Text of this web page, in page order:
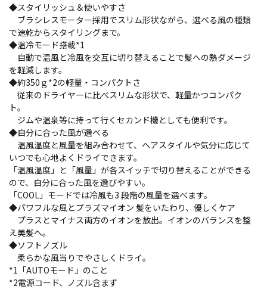
◆スタイリッシュ＆使いやすさ
ブラシレスモーター採用でスリム形状ながら、選べる風の種類
で速乾からスタイリングまで。
◆温冷モード搭載*1
自動で温風と冷風を交互に切り替えることで髪への熱ダメージ
を軽減します。
◆約350ｇ*2の軽量・コンパクトさ
従来のドライヤーに比べスリムな形状で、軽量かつコンパク
ト。
ジムや温泉等に持って行くセカンド機としても便利です。
◆自分に合った風が選べる
温風温度と風量を組み合わせて、ヘアスタイルや気分に応じて
いつでも心地よくドライできます。
「温風温度」と「風量」が各スイッチで切り替えることができる
ので、自分に合った風を選びやすい。
「COOL」モードでは冷風も3 段階の風量を選べます。
◆パワフルな風とプラズマイオン 髪をいたわり、優しくケア
プラスとマイナス両方のイオンを放出。イオンのバランスを整
え美髪へ。
◆ソフトノズル
柔らかな風当りでやさしくドライ。
*1「AUTOモード」のこと
*2電源コード、ノズル含まず